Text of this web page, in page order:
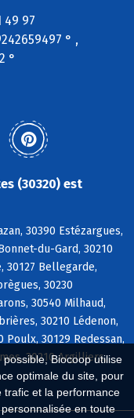
Biocoop utilise
optimale du site, pour
trafic et la performance
en toute
49 97
° ,
°
(30320) est
30390 Estézargues,
du-Gard, 30210
30127 Bellegarde,
30230
30540 Milhaud,
30210 Lédenon,
Poulx, 30129 Redessan,
30210 Argilliers,